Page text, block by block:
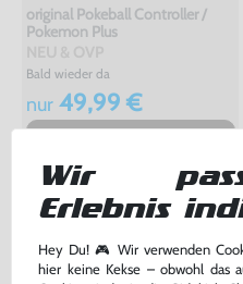
original Pokeball Controller /
Pokemon Plus
Bald wieder da
nur49,99 €
Wir
Erlebnis
Hey Du! 🎮 Wir verwenden
hier keine Kekse – obwohl das